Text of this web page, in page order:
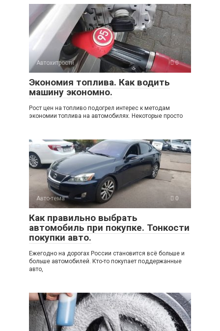
Автохитрости 0
Экономия топлива. Как водить
машину экономно.
Рост цен на топливо подогрел интерес к методам
экономии топлива на автомобилях. Некоторые просто
Авто-тема 0
Как правильно выбрать
автомобиль при покупке. Тонкости
покупки авто.
Ежегодно на дорогах России становится всё больше и
больше автомобилей. Кто-то покупает поддержанные
авто,